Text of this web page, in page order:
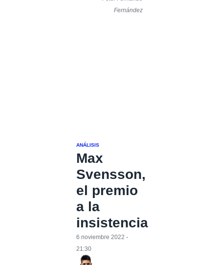
Fernández
ANÁLISIS
Max
Svensson,
el premio
a la
insistencia
6 noviembre 2022 -
21:30